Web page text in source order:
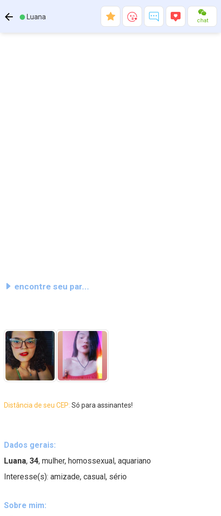
Luana chat
encontre seu par...
Distância de seu CEP: Só para assinantes!
Dados gerais:
Luana, 34, mulher, homossexual, aquariano
Interesse(s): amizade, casual, sério
Sobre mim: